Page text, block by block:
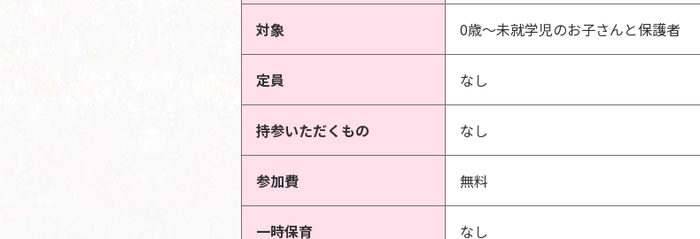
対象 0歳～未就学児のお子さんと保護者
定員 なし
持参いただくもの なし
参加費 無料
一時保育 なし